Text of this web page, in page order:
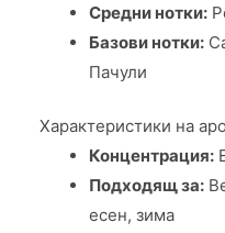
Средни нотки:
Базови нотки:
Пачули
Характеристики на
Концентрация:
Подходящ за:
есен, зима